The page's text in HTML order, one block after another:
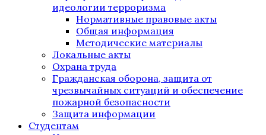
идеологии терроризма
Нормативные правовые акты
Общая информация
Методические материалы
Локальные акты
Охрана труда
Гражданская оборона, защита от
чрезвычайных ситуаций и обеспечение
пожарной безопасности
Защита информации
Студентам